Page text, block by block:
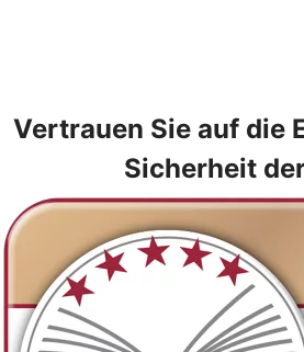
Vertrauen Sie auf die
Sicherheit